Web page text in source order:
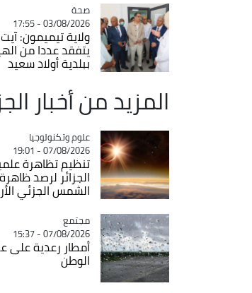
Catégorie
صحة
03/08/2026 - 17:55
ولاية تيميمون:
يتفقد عددا من
ببلدية أولاد سعيد
المزيد من أخبار
Catégorie
علوم وتكنولوجيا
07/08/2026 - 19:01
تنظيم تظاهرة
الجزائر لرصد
الشمس الجزئي
Catégorie
مجتمع
07/08/2026 - 15:37
أمطار رعدية على
الوطن